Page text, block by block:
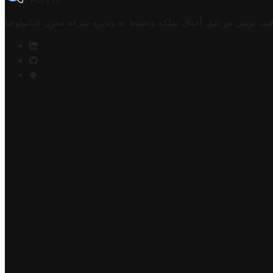
تونس هو دليل أعمال تملكه وتحتفظ به وتديره شركة مخزن التكنولوجيا